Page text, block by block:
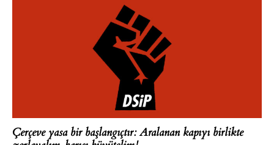
Çerçeve yasa bir başlangıçtır: Aralanan kapıyı birlikte